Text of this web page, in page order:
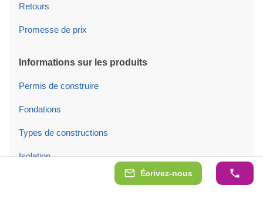
Écrivez-nous
Retours
Promesse de prix
Informations sur les produits
Permis de construire
Fondations
Types de constructions
Isolation